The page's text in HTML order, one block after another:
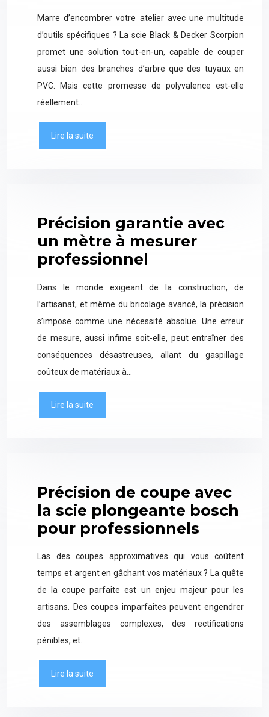
Marre d’encombrer votre atelier avec une multitude
d’outils spécifiques ? La scie Black & Decker Scorpion
promet une solution tout-en-un, capable de couper
aussi bien des branches d’arbre que des tuyaux en
PVC. Mais cette promesse de polyvalence est-elle
réellement…
Lire la suite
Précision garantie avec
un mètre à mesurer
professionnel
Dans le monde exigeant de la construction, de
l’artisanat, et même du bricolage avancé, la précision
s’impose comme une nécessité absolue. Une erreur
de mesure, aussi infime soit-elle, peut entraîner des
conséquences désastreuses, allant du gaspillage
coûteux de matériaux à…
Lire la suite
Précision de coupe avec
la scie plongeante bosch
pour professionnels
Las des coupes approximatives qui vous coûtent
temps et argent en gâchant vos matériaux ? La quête
de la coupe parfaite est un enjeu majeur pour les
artisans. Des coupes imparfaites peuvent engendrer
des assemblages complexes, des rectifications
pénibles, et…
Lire la suite